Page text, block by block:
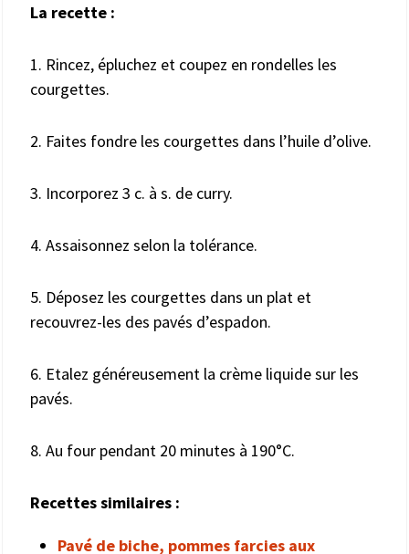
La recette :
1. Rincez, épluchez et coupez en rondelles les
courgettes.
2. Faites fondre les courgettes dans l’huile d’olive.
3. Incorporez 3 c. à s. de curry.
4. Assaisonnez selon la tolérance.
5. Déposez les courgettes dans un plat et
recouvrez-les des pavés d’espadon.
6. Etalez généreusement la crème liquide sur les
pavés.
8. Au four pendant 20 minutes à 190°C.
Recettes similaires :
Pavé de biche, pommes farcies aux